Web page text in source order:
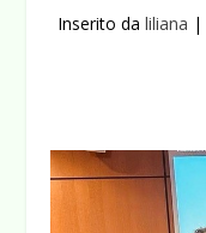
Inserito da liliana |